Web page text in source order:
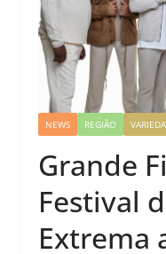
NEWS REGIÃO
Grande
Festival
Extrema